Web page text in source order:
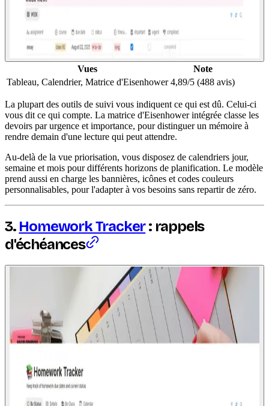
Vues
Note
Tableau, Calendrier, Matrice d'Eisenhower 4,89/5 (488 avis)
La plupart des outils de suivi vous indiquent ce qui est dû. Celui-ci
vous dit ce qui compte. La matrice d'Eisenhower intégrée classe les
devoirs par urgence et importance, pour distinguer un mémoire à
rendre demain d'une lecture qui peut attendre.
Au-delà de la vue priorisation, vous disposez de calendriers jour,
semaine et mois pour différents horizons de planification. Le modèle
prend aussi en charge les bannières, icônes et codes couleurs
personnalisables, pour l'adapter à vos besoins sans repartir de zéro.
3. Homework Tracker: rappels
d'échéances